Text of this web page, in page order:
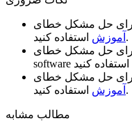
آموزش استفاده کنید.
software
آموزش استفاده کنید.
مطالب مشابه